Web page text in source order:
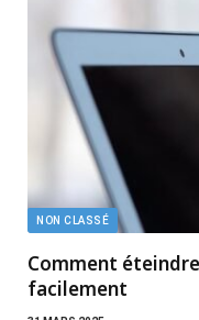
NON CLASSÉ
Comment
facilement